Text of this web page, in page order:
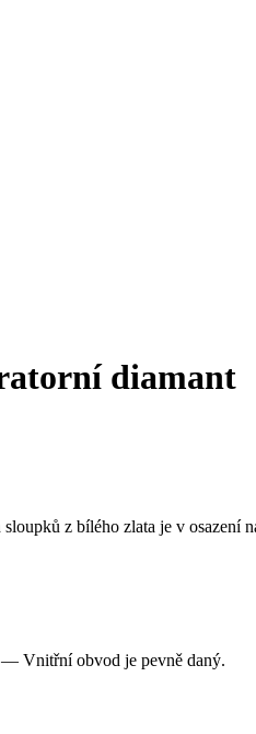
diamant
z bílého zlata je v
— Vnitřní obvod je pevně daný.